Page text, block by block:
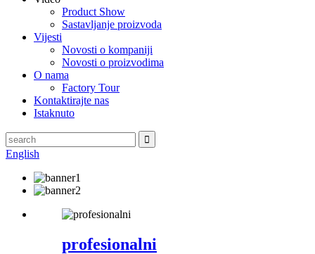
Product Show
Sastavljanje proizvoda
Vijesti
Novosti o kompaniji
Novosti o proizvodima
O nama
Factory Tour
Kontaktirajte nas
Istaknuto
English
profesionalni